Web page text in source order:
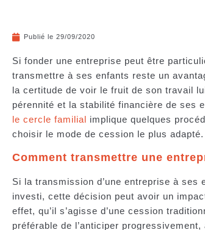
Publié le 29/09/2020
Si fonder une entreprise peut être
transmettre à ses enfants reste un
la certitude de voir le fruit de son travail
pérennité et la stabilité financière de ses
le cercle familial implique quelques
choisir le mode de cession le plus
Comment transmettre une
Si la transmission d’une entreprise à
investi, cette décision peut avoir un
effet, qu’il s’agisse d’une cession
préférable de l’anticiper